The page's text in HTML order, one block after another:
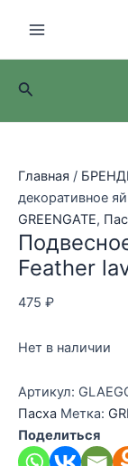
Menu
Поиск
Главная /
декоративное
GREENGATE,
Feather
475 ₽
Нет в наличии
Артикул:
Пасха Метка:
Поделиться
Распродажа!
Распродажа!